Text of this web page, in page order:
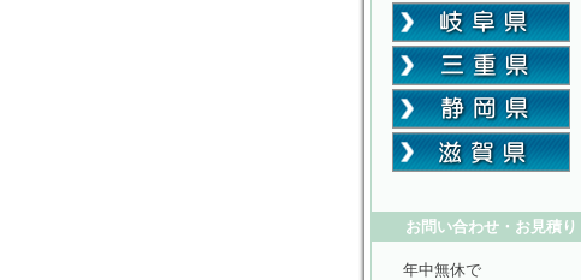
お問い合わせ・お見積り
年中無休で